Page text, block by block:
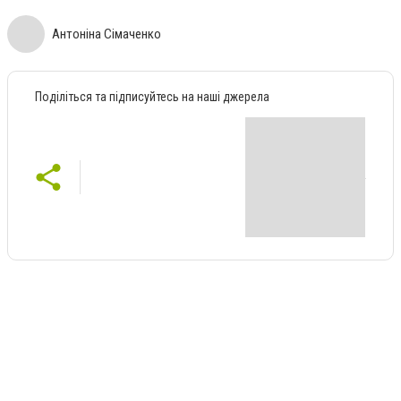
Антоніна Сімаченко
Поділіться та підписуйтесь на наші джерела